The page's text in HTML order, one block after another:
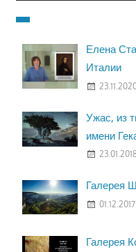
Елена
Италии
Ужас, из
имени
Галерея
01.12.2017
Галерея